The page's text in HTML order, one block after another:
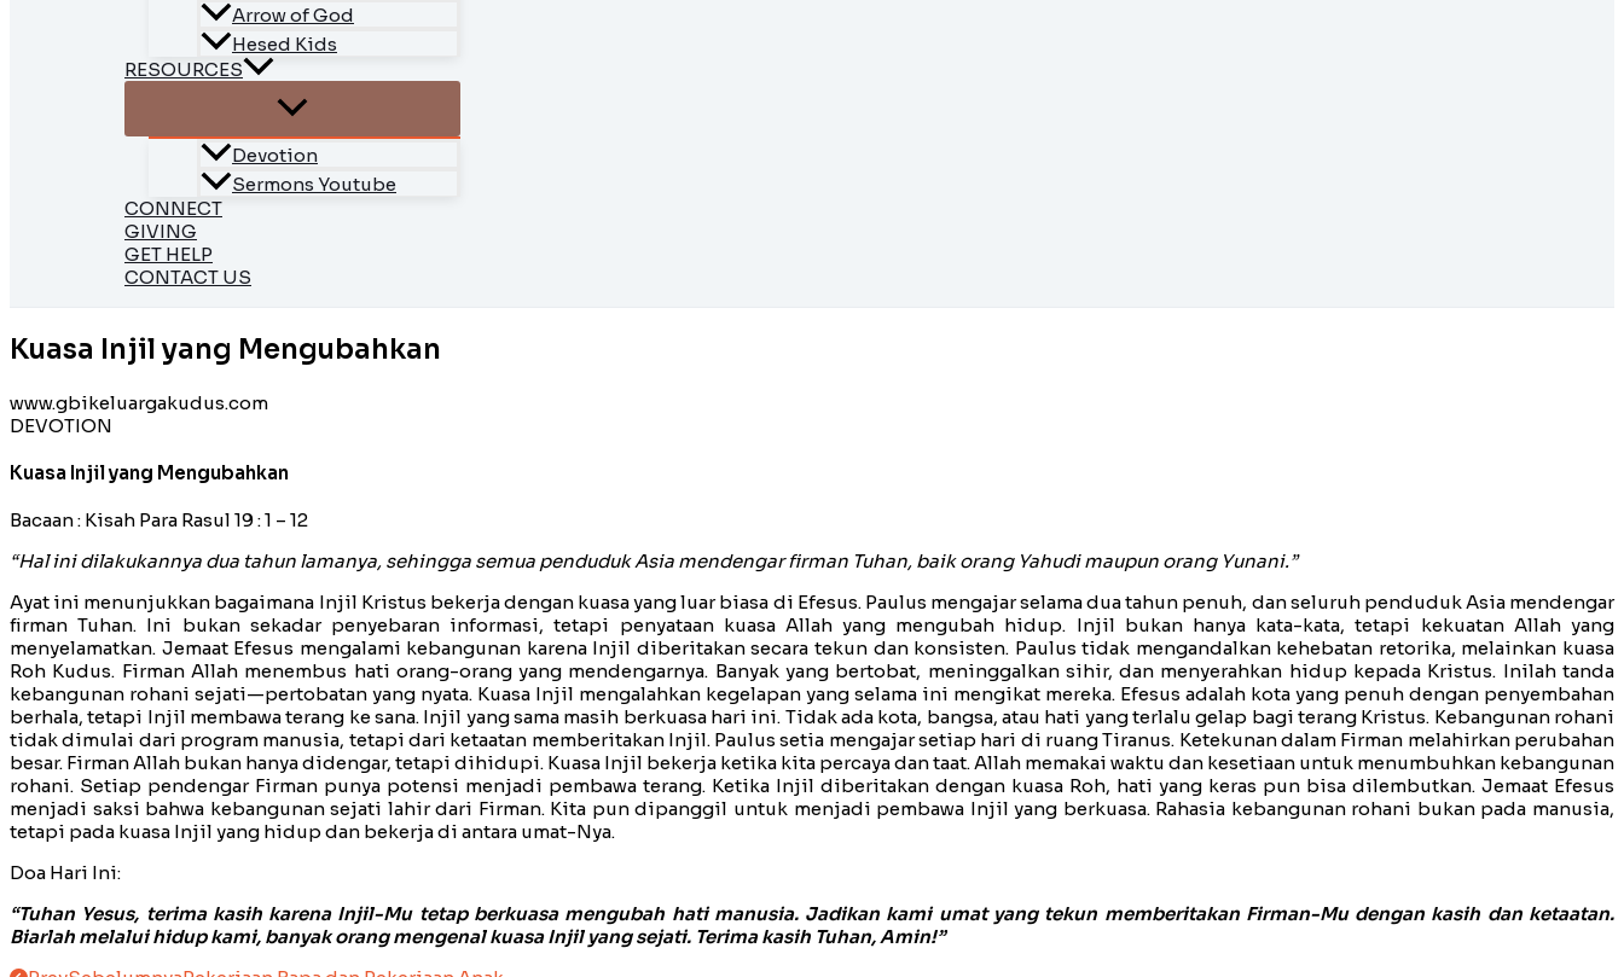
Arrow of God
Hesed Kids
RESOURCES
Devotion
Sermons Youtube
CONNECT
GIVING
GET HELP
CONTACT US
Kuasa Injil yang Mengubahkan
www.gbikeluargakudus.com
DEVOTION
Kuasa Injil yang Mengubahkan
Bacaan : Kisah Para Rasul 19 : 1 – 12
“Hal ini dilakukannya dua tahun lamanya, sehingga semua penduduk Asia mendengar firman Tuhan, baik orang Yahudi maupun orang Yunani.”
Ayat ini menunjukkan bagaimana Injil Kristus bekerja dengan kuasa yang luar biasa di Efesus. Paulus mengajar selama dua tahun penuh, dan seluruh penduduk Asia mendengar
firman Tuhan. Ini bukan sekadar penyebaran informasi, tetapi penyataan kuasa Allah yang mengubah hidup. Injil bukan hanya kata-kata, tetapi kekuatan Allah yang
menyelamatkan. Jemaat Efesus mengalami kebangunan karena Injil diberitakan secara tekun dan konsisten. Paulus tidak mengandalkan kehebatan retorika, melainkan kuasa
Roh Kudus. Firman Allah menembus hati orang-orang yang mendengarnya. Banyak yang bertobat, meninggalkan sihir, dan menyerahkan hidup kepada Kristus. Inilah tanda
kebangunan rohani sejati—pertobatan yang nyata. Kuasa Injil mengalahkan kegelapan yang selama ini mengikat mereka. Efesus adalah kota yang penuh dengan penyembahan
berhala, tetapi Injil membawa terang ke sana. Injil yang sama masih berkuasa hari ini. Tidak ada kota, bangsa, atau hati yang terlalu gelap bagi terang Kristus. Kebangunan rohani
tidak dimulai dari program manusia, tetapi dari ketaatan memberitakan Injil. Paulus setia mengajar setiap hari di ruang Tiranus. Ketekunan dalam Firman melahirkan perubahan
besar. Firman Allah bukan hanya didengar, tetapi dihidupi. Kuasa Injil bekerja ketika kita percaya dan taat. Allah memakai waktu dan kesetiaan untuk menumbuhkan kebangunan
rohani. Setiap pendengar Firman punya potensi menjadi pembawa terang. Ketika Injil diberitakan dengan kuasa Roh, hati yang keras pun bisa dilembutkan. Jemaat Efesus
menjadi saksi bahwa kebangunan sejati lahir dari Firman. Kita pun dipanggil untuk menjadi pembawa Injil yang berkuasa. Rahasia kebangunan rohani bukan pada manusia,
tetapi pada kuasa Injil yang hidup dan bekerja di antara umat-Nya.
Doa Hari Ini:
“Tuhan Yesus, terima kasih karena Injil-Mu tetap berkuasa mengubah hati manusia. Jadikan kami umat yang tekun memberitakan Firman-Mu dengan kasih dan ketaatan.
Biarlah melalui hidup kami, banyak orang mengenal kuasa Injil yang sejati. Terima kasih Tuhan, Amin!”